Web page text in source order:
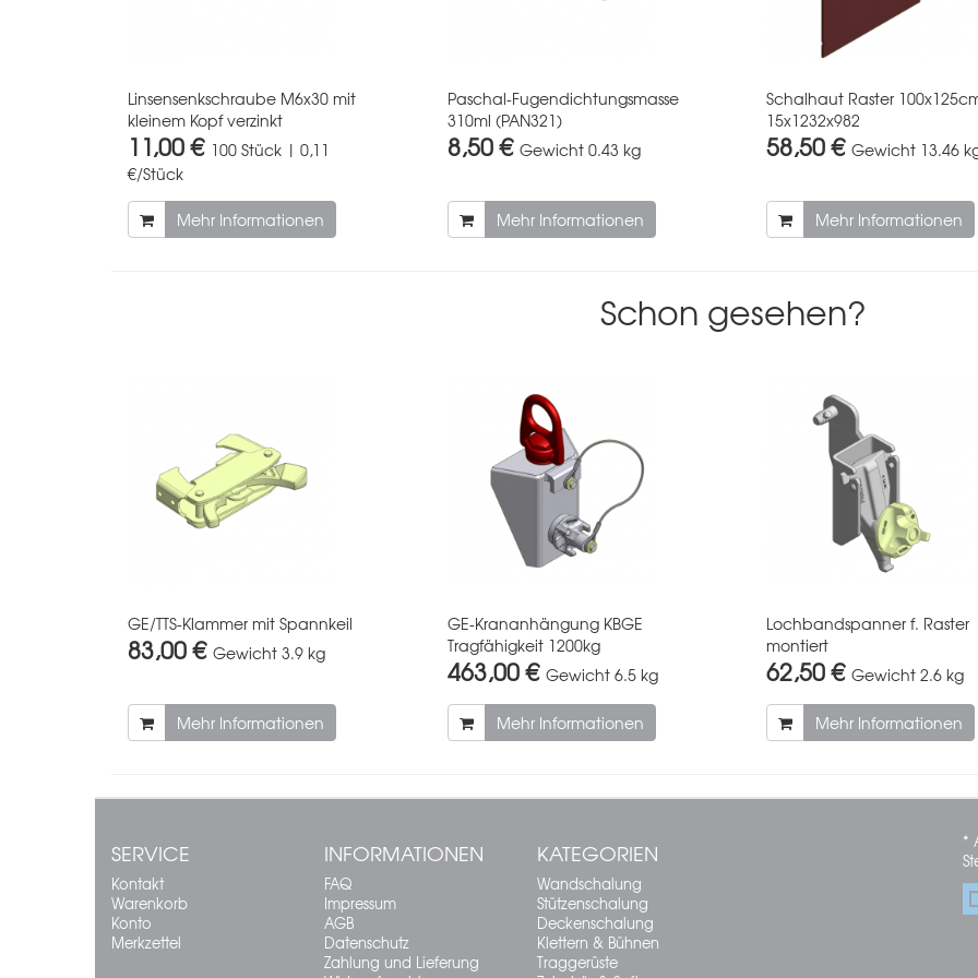
Linsensenkschraube M6x30 mit
kleinem Kopf verzinkt
11,00 € 100 Stück | 0,11
€/Stück
Mehr Informationen
Paschal-Fugendichtungsmasse
310ml (PAN321)
8,50 € Gewicht 0.43 kg
Mehr Informationen
Schalhaut Raster
15x1232x982
58,50 € Gewicht 13.46
Mehr Informationen
Schon gesehen?
GE/TTS-Klammer mit Spannkeil
83,00 € Gewicht 3.9 kg
Mehr Informationen
GE-Krananhängung KBGE
Tragfähigkeit 1200kg
463,00 € Gewicht 6.5 kg
Mehr Informationen
Lochbandspanner f. Raster
montiert
62,50 € Gewicht 2.6 kg
Mehr Informationen
SERVICE
Kontakt
Warenkorb
Konto
Merkzettel
INFORMATIONEN
FAQ
Impressum
AGB
Datenschutz
Zahlung und Lieferung
KATEGORIEN
Wandschalung
Stützenschalung
Deckenschalung
Klettern & Bühnen
Traggerüste
*